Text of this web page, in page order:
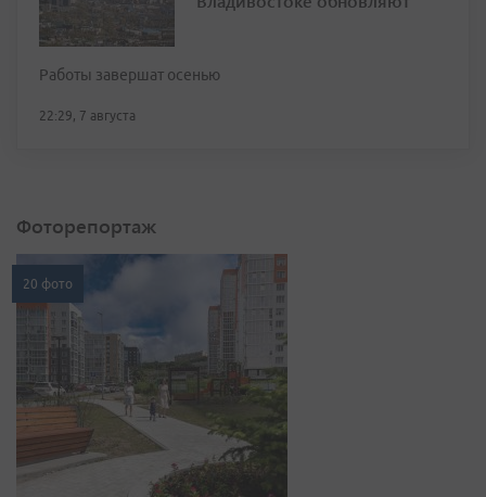
Работы завершат осенью
22:29, 7 августа
Фоторепортаж
20 фото